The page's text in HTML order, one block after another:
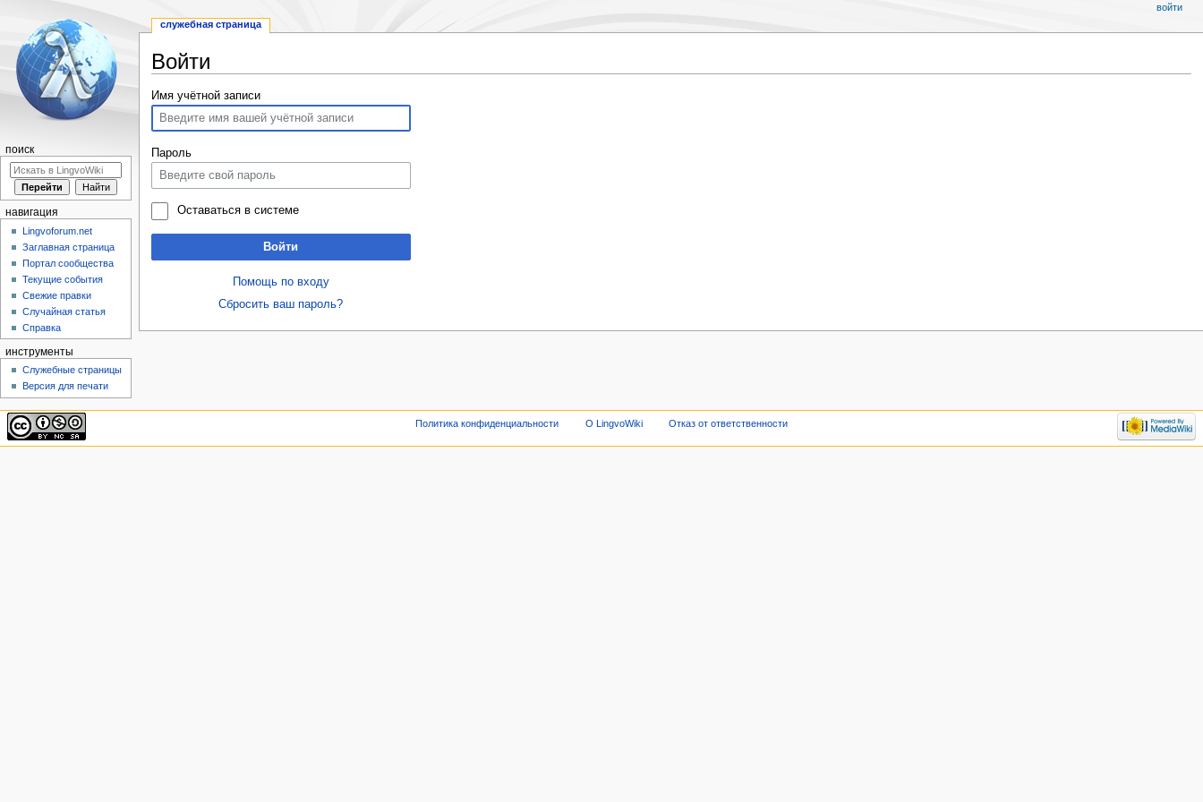
Войти
Перейти
навигации
Перейти
поиску
Имя учётной записи
Пароль
Оставаться в системе
Войти
Помощь по входу
Сбросить ваш пароль?
служебная страница
войти
поиск
навигация
Lingvoforum.net
Заглавная страница
Портал сообщества
Текущие события
Свежие правки
Случайная статья
Справка
инструменты
Служебные страницы
Версия для печати
Политика конфиденциальности О LingvoWiki Отказ от ответственности